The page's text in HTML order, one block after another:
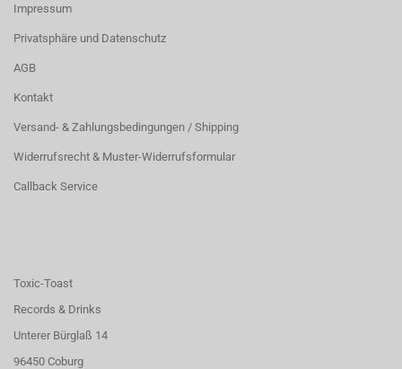
Impressum
Privatsphäre und Datenschutz
AGB
Kontakt
Versand- & Zahlungsbedingungen / Shipping
Widerrufsrecht & Muster-Widerrufsformular
Callback Service
Toxic-Toast
Records & Drinks
Unterer Bürglaß 14
96450 Coburg